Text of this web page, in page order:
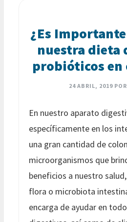
¿Es
nuestra dieta
probióticos en
24 ABRIL, 2019 POR
En nuestro aparato
específicamente en los
una gran cantidad de
microorganismos que
beneficios a nuestro
flora o microbiota
encarga de ayudar en